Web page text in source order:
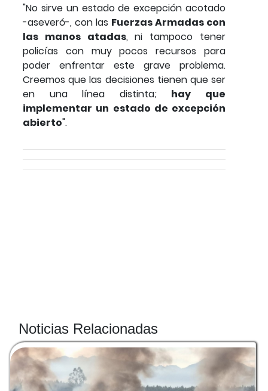
"No sirve un estado de excepción acotado
-aseveró-, con las Fuerzas Armadas con
las manos atadas, ni tampoco tener
policías con muy pocos recursos para
poder enfrentar este grave problema.
Creemos que las decisiones tienen que ser
en una línea distinta; hay que
implementar un estado de excepción
abierto".
Noticias Relacionadas